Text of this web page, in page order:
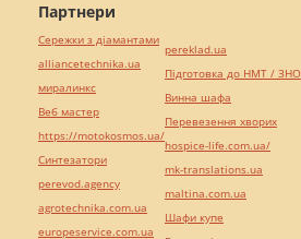
Партнери
Сережки з діамантами
alliancetechnika.ua
миралинкс
Веб мастер
https://motokosmos.ua/
Синтезатори
perevod.agency
agrotechnika.com.ua
europeservice.com.ua
pereklad.ua
Підготовка до НМТ / ЗНО
Винна шафа
Перевезення хворих
hospice-life.com.ua/
mk-translations.ua
maltina.com.ua
Шафи купе